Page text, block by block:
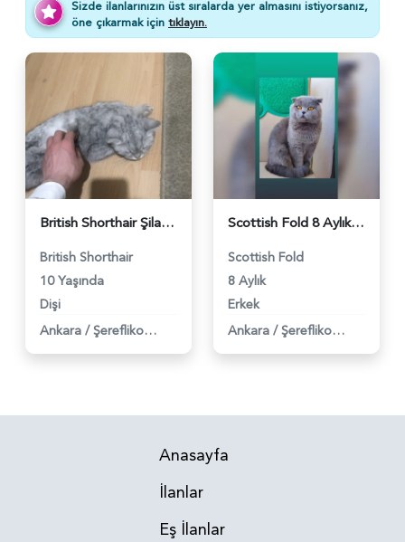
Sizde ilanlarınızın üst sıralarda yer almasını istiyorsanız,
öne çıkarmak için tıklayın.
British Shorthair Şila Yuva Arıyor - 4465
British Shorthair
10 Yaşında
Dişi
Ankara / Şereflikoçhisar
Scottish Fold 8 Aylık Yuva Arıyor - 957
Scottish Fold
8 Aylık
Erkek
Ankara / Şereflikoçhisar
Anasayfa
İlanlar
Eş İlanlar